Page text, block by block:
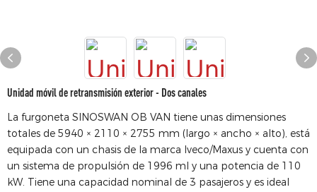
Unidad móvil de retransmisión exterior - Dos canales
La furgoneta SINOSWAN OB VAN tiene unas dimensiones
totales de 5940 × 2110 × 2755 mm (largo × ancho × alto), está
equipada con un chasis de la marca Iveco/Maxus y cuenta con
un sistema de propulsión de 1996 ml y una potencia de 110
kW. Tiene una capacidad nominal de 3 pasajeros y es ideal